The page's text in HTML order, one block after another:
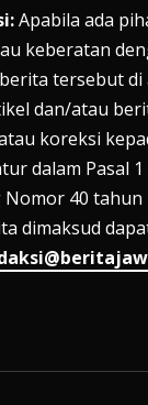
Apabila ada
keberatan
tersebut di
dan/atau
koreksi
dalam Pasal 1
40
dimaksud